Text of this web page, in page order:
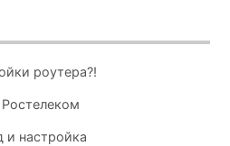
роутера?!
и настройка